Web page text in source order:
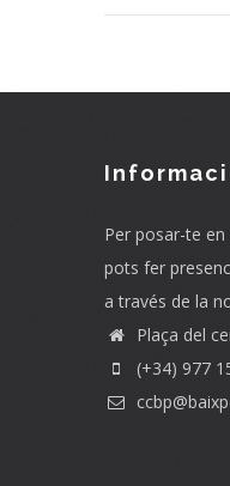
Per posar-te
pots fer
a través de la
Plaça del
(+34) 977